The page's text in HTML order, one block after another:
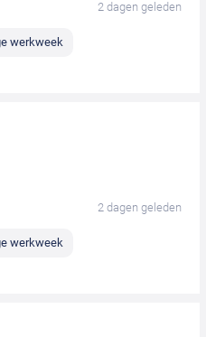
2 dagen geleden
werkweek
2 dagen geleden
werkweek